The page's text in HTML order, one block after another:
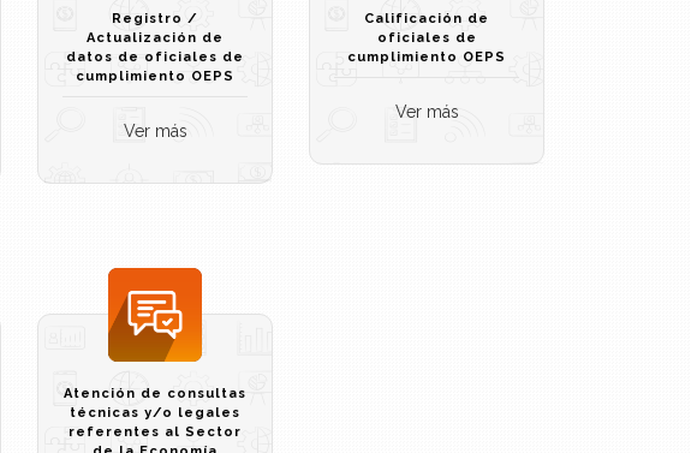
Registro /
Actualización de
datos de oficiales de
cumplimiento OEPS
Ver más
Calificación de
oficiales de
cumplimiento OEPS
Ver más
Atención de consultas
técnicas y/o legales
referentes al Sector